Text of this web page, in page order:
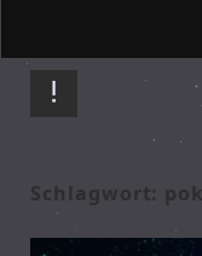
Schlagwort: